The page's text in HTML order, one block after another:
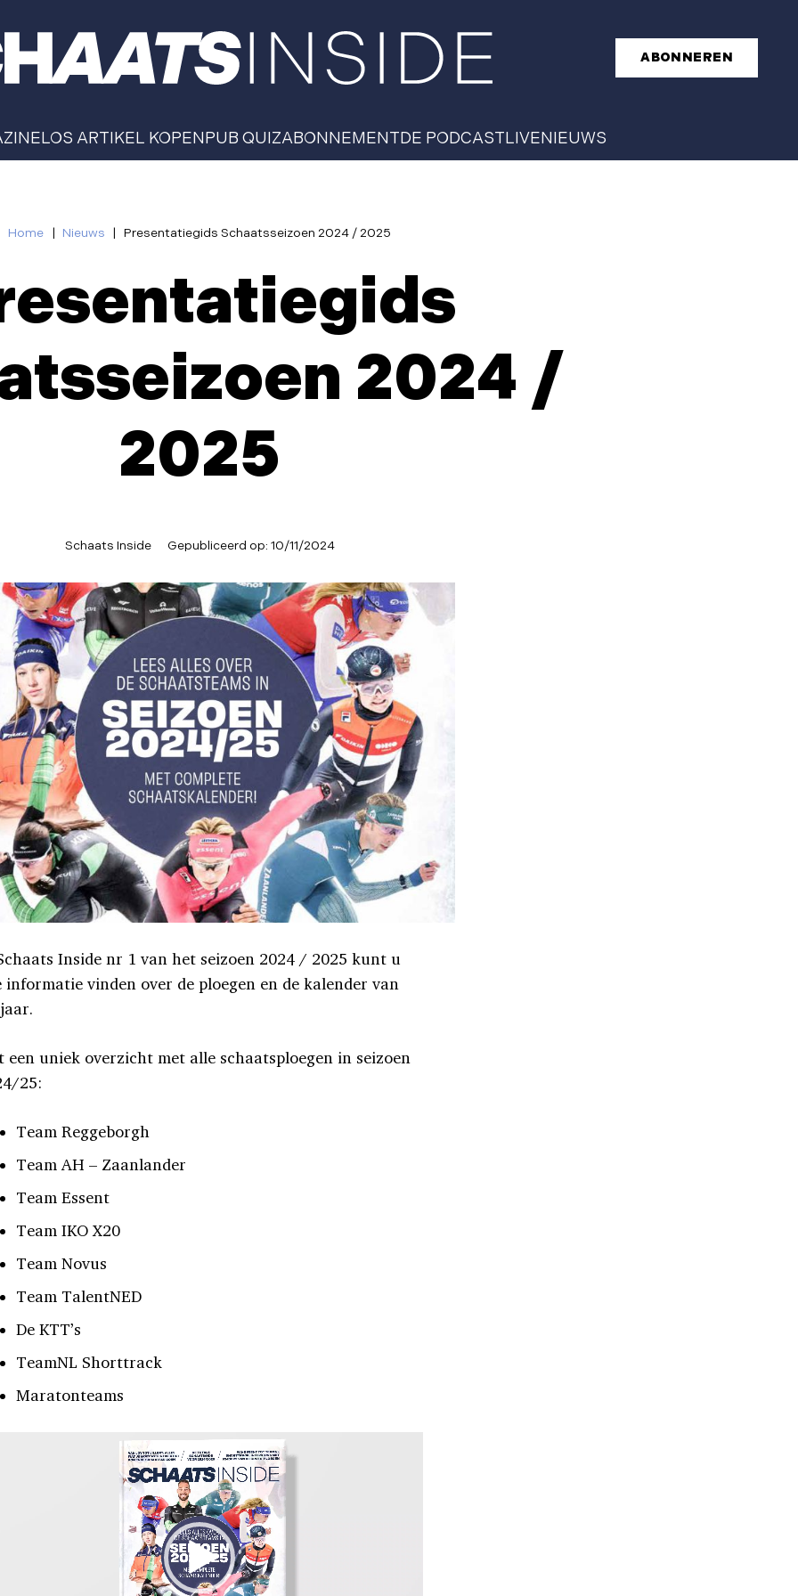
ABONNEREN
LOS ARTIKEL KOPENPUB QUIZABONNEMENTDE PODCASTLIVENIEUWS
Home | Nieuws | Presentatiegids Schaatsseizoen 2024 / 2025
2024 /
2025
Schaats Inside Gepubliceerd op: 10/11/2024
Inside nr 1 van het seizoen 2024 / 2025 kunt u
informatie vinden over de ploegen en de kalender van
een uniek overzicht met alle schaatsploegen in seizoen
25:
Team Reggeborgh
Team AH – Zaanlander
Team Essent
Team IKO X20
Team Novus
Team TalentNED
De KTT’s
TeamNL Shorttrack
Maratonteams